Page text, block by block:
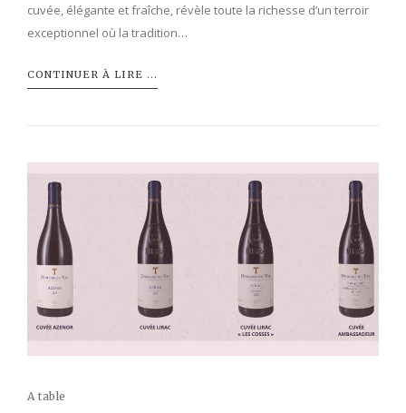
cuvée, élégante et fraîche, révèle toute la richesse d’un terroir
exceptionnel où la tradition…
CONTINUER À LIRE ...
A table